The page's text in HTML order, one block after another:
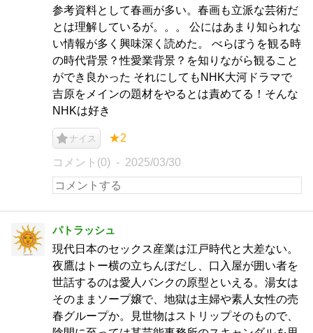
参考資料として春画が多い。春画も立派な芸術だ
とは理解しているが。。。 公にはあまり知られな
い情報が多く興味深く読めた。 べらぼうを観る時
の時代背景？性愛業背景？を知りながら観ること
ができ良かった それにしてもNHK大河ドラマで
吉原をメインの題材をやるとは責めてる！そんな
NHKは好き
ナイス ★2
コメント(0) 2025/03/30
パトラッシュ
現代日本のセックス産業は江戸時代と大差ない。
夜鷹はトー横の立ちんぼだし、口入屋が囲い者を
世話するのは愛人バンクの原型といえる。湯女は
そのままソープ嬢で、地獄は主婦や素人女性の売
春グループか。見世物はストリップそのもので、